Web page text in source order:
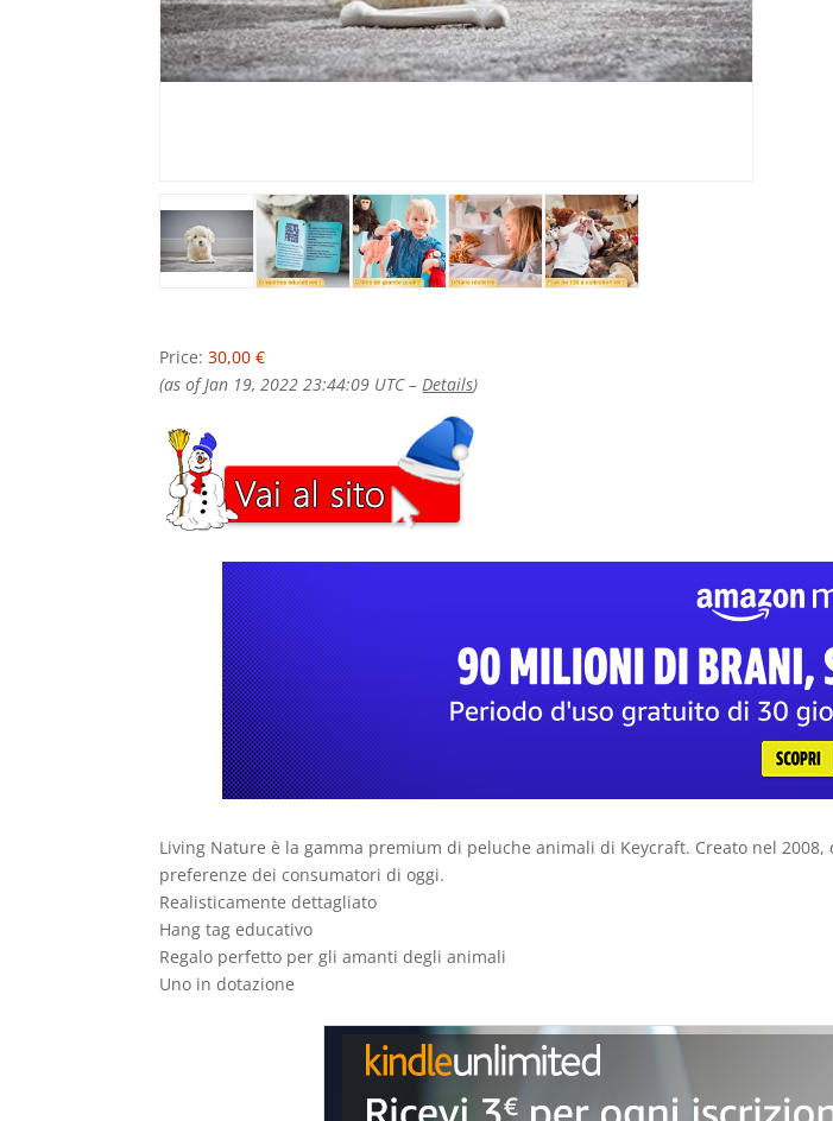
Price:30,00 €
(as of Jan 19, 2022 23:44:09 UTC –Details)
Living Nature è la gamma premium di peluche animali di Keycraft. Creato nel
preferenze dei consumatori di oggi.
Realisticamente dettagliato
Hang tag educativo
Regalo perfetto per gli amanti degli animali
Uno in dotazione